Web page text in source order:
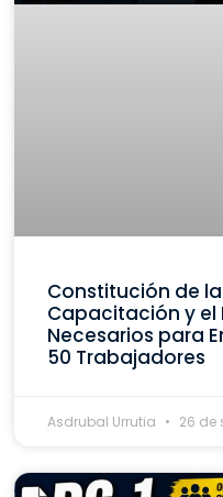
Constitución de
Capacitación y el
Necesarios para
50 Trabajadores
Asdrubal Urrutia 26 de